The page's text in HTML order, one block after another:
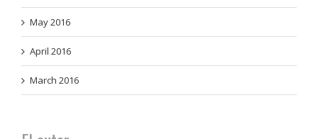
May 2016
April 2016
March 2016